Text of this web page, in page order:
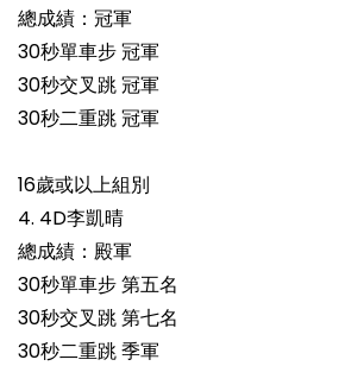
總成績：冠軍
30秒單車步 冠軍
30秒交叉跳 冠軍
30秒二重跳 冠軍
16歲或以上組別
4. 4D李凱晴
總成績：殿軍
30秒單車步 第五名
30秒交叉跳 第七名
30秒二重跳 季軍